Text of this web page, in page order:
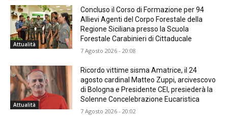
Attualità
Concluso il Corso di Formazione per 94
Allievi Agenti del Corpo Forestale della
Regione Siciliana presso la Scuola
Forestale Carabinieri di Cittaducale
7 Agosto 2026 - 20:08
Attualità
Ricordo vittime sisma Amatrice, il 24
agosto cardinal Matteo Zuppi, arcivescovo
di Bologna e Presidente CEI, presiederà la
Solenne Concelebrazione Eucaristica
7 Agosto 2026 - 20:02